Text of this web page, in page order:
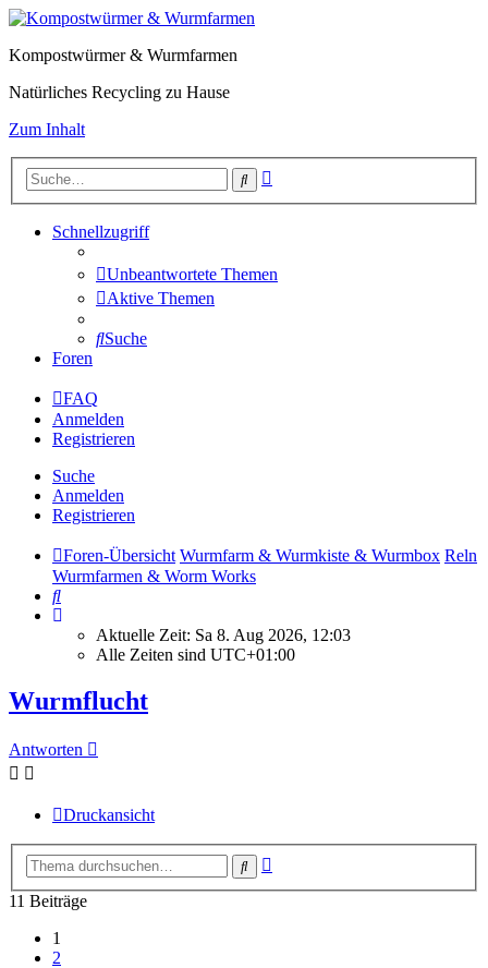
Kompostwürmer & Wurmfarmen
Natürliches Recycling zu Hause
Zum Inhalt
Suche
Schnellzugriff
Unbeantwortete Themen
Aktive Themen
Suche
Foren
FAQ
Anmelden
Registrieren
Suche
Anmelden
Registrieren
Foren-Übersicht Wurmfarm & Wurmkiste & Wurmbox Reln
Wurmfarmen & Worm Works
Suche
Aktuelle Zeit: Sa 8. Aug 2026, 12:03
Alle Zeiten sind UTC+01:00
Wurmflucht
Antworten
Druckansicht
Suche
11 Beiträge
1
2